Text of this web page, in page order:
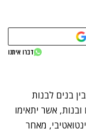
דברו איתנו
בנים לבנות
ובנות, אשר יתאימו
מאחר